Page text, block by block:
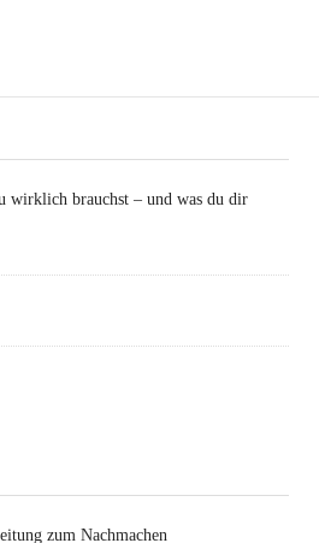
wirklich brauchst – und was du dir
zum Nachmachen